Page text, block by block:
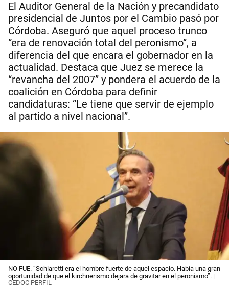
El Auditor General de la Nación y precandidato
presidencial de Juntos por el Cambio pasó por
Córdoba. Aseguró que aquel proceso trunco
“era de renovación total del peronismo”, a
diferencia del que encara el gobernador en la
actualidad. Destaca que Juez se merece la
“revancha del 2007” y pondera el acuerdo de la
coalición en Córdoba para definir
candidaturas: “Le tiene que servir de ejemplo
al partido a nivel nacional”.
NO FUE. “Schiaretti era el hombre fuerte de aquel espacio. Había una gran
oportunidad de que el kirchnerismo dejara de gravitar en el peronismo”. |
CEDOC PERFIL